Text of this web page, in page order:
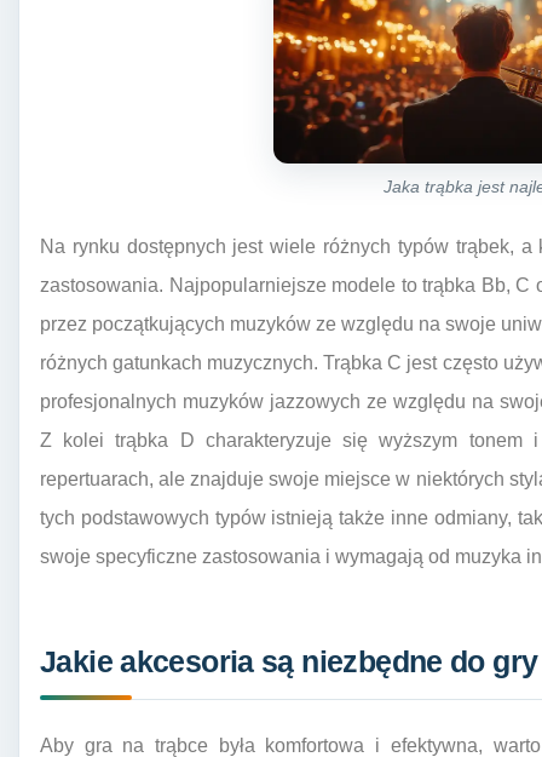
Jaka trąbka jest
Na rynku dostępnych jest wiele różnych typów trąbek,
zastosowania. Najpopularniejsze modele to trąbka Bb,
przez początkujących muzyków ze względu na swoje
różnych gatunkach muzycznych. Trąbka C jest często
profesjonalnych muzyków jazzowych ze względu na
Z kolei trąbka D charakteryzuje się wyższym tonem
repertuarach, ale znajduje swoje miejsce w niektórych
tych podstawowych typów istnieją także inne odmiany,
swoje specyficzne zastosowania i wymagają od muzyka
Jakie akcesoria są niezbędne do
Aby gra na trąbce była komfortowa i efektywna,